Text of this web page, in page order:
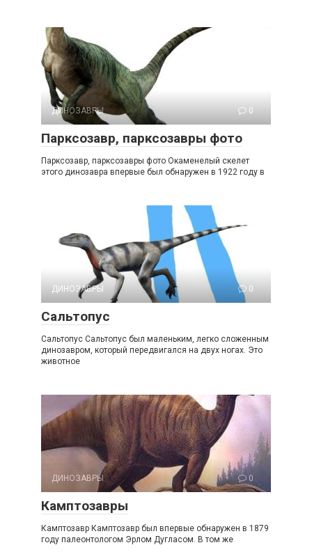
ДИНОЗАВРЫ 0
Парксозавр, парксозавры фото
Парксозавр, парксозавры фото Окаменелый скелет
этого динозавра впервые был обнаружен в 1922 году в
ДИНОЗАВРЫ 0
Сальтопус
Сальтопус Сальтопус был маленьким, легко сложенным
динозавром, который передвигался на двух ногах. Это
животное
ДИНОЗАВРЫ 0
Камптозавры
Камптозавр Камптозавр был впервые обнаружен в 1879
году палеонтологом Эрлом Дугласом. В том же